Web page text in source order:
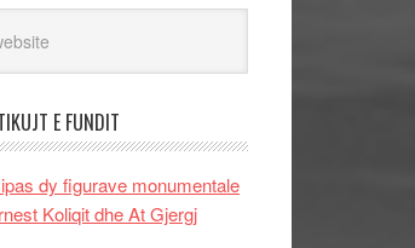
E FUNDIT
dy figurave monumentale
Koliqit dhe At Gjergj